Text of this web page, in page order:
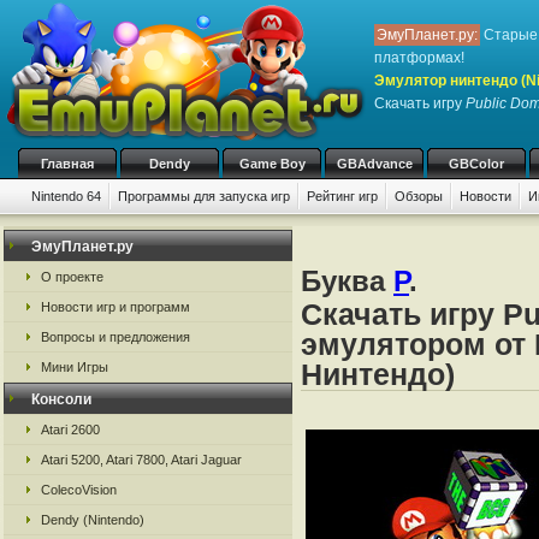
ЭмуПланет.ру: Старые
платформах!
Эмулятор нинтендо
Скачать игру Public
Главная Dendy Game Boy GBAdvance GBColor
Nintendo 64 Программы для запуска игр Рейтинг игр Обзоры Новости
ЭмуПланет.ру
О проекте
Новости игр и программ
Вопросы и предложения
Мини Игры
Консоли
Atari 2600
Atari 5200, Atari 7800, Atari Jaguar
ColecoVision
Dendy (Nintendo)
Буква P.
Скачать игру
эмулятором от
Нинтендо)